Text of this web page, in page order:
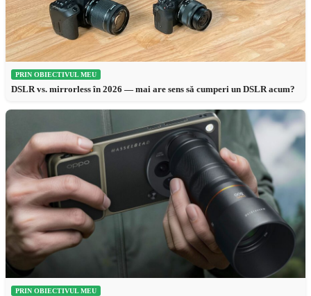
PRIN OBIECTIVUL MEU
DSLR vs. mirrorless în 2026 — mai are sens să cumperi un DSLR acum?
PRIN OBIECTIVUL MEU